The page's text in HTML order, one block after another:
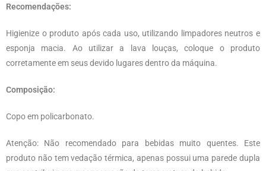
Recomendações:
Higienize o produto após cada uso, utilizando limpadores neutros e
esponja macia. Ao utilizar a lava louças, coloque o produto
corretamente em seus devido lugares dentro da máquina.
Composição:
Copo em policarbonato.
Atenção: Não recomendado para bebidas muito quentes. Este
produto não tem vedação térmica, apenas possui uma parede dupla